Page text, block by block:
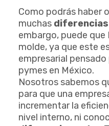
Como podrás haber
muchas diferencias
embargo, puede que
molde, ya que este
empresarial
pymes en México.
Nosotros sabemos
para que una
incrementar la
nivel interno, ni